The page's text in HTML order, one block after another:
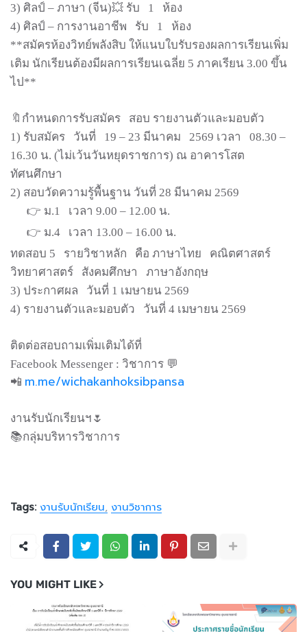
3) ศิลป์ – ภาษา (จีน)💥 รับ
1
ห้อง
4) ศิลป์ – การงานอาชีพ
รับ 1
ห้อง
**สมัครห้องวิทย์พลังสิบ ให้แนบใบรับรองผลการเรียนเพิ่ม
เติม นักเรียนต้องมีผลการเรียนเฉลี่ย 5 ภาคเรียน 3.00 ขึ้น
ไป**
🔖กำหนดการรับสมัคร
สอบ รายงานตัวและมอบตัว
1) รับสมัคร
วันที่ 19 – 23 มีนาคม 2569 เวลา
08.30 –
16.30 น. (ไม่เว้นวันหยุดราชการ) ณ อาคารโสต
ทัศนศึกษา
2) สอบวัดความรู้พื้นฐาน วันที่ 28 มีนาคม 2569
👉 ม.1
เวลา 9.00 – 12.00 น.
👉 ม.4
เวลา 13.00 – 16.00 น.
ทดสอบ 5
รายวิชาหลัก คือ ภาษาไทย
คณิตศาสตร์
วิทยาศาสตร์
สังคมศึกษา
ภาษาอังกฤษ
3) ประกาศผล
วันที่ 1 เมษายน 2569
4) รายงานตัวและมอบตัว
วันที่ 4 เมษายน 2569
ติดต่อสอบถามเพิ่มเติมได้ที่
Facebook Messenger : วิชาการ 💬
📲 m.me/wichakanhoksibpansa
งานรับนักเรียนฯ🌷
📚กลุ่มบริหารวิชาการ
Tags: งานรับนักเรียน งานวิชาการ
YOU MIGHT LIKE